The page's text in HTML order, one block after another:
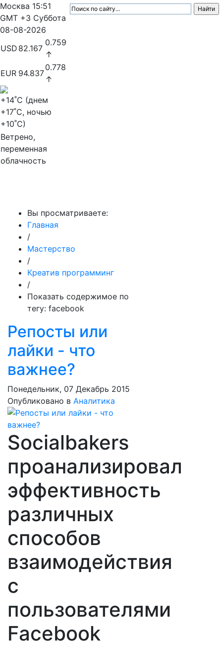
Москва 15:51
GMT +3 Суббота
08-08-2026
USD 82.167
0.759
↑
EUR 94.837
0.778
↑
+14˚C (днем
+17˚C, ночью
+10˚C)
Ветрено,
переменная
облачность
Вы просматриваете:
Главная
/
Мастерство
/
Креатив программинг
/
Показать содержимое по
тегу: facebook
Репосты или
лайки - что
важнее?
Понедельник, 07 Декабрь 2015
Опубликовано в Аналитика
Socialbakers
проанализировал
эффективность
различных
способов
взаимодействия
с
пользователями
Facebook